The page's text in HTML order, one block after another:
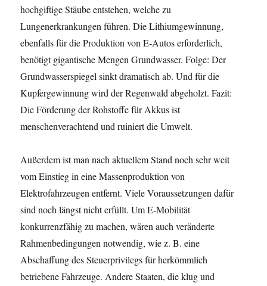
hochgiftige Stäube entstehen, welche zu
Lungenerkrankungen führen. Die Lithiumgewinnung,
ebenfalls für die Produktion von E-Autos erforderlich,
benötigt gigantische Mengen Grundwasser. Folge: Der
Grundwasserspiegel sinkt dramatisch ab. Und für die
Kupfergewinnung wird der Regenwald abgeholzt. Fazit:
Die Förderung der Rohstoffe für Akkus ist
menschenverachtend und ruiniert die Umwelt.
Außerdem ist man nach aktuellem Stand noch sehr weit
vom Einstieg in eine Massenproduktion von
Elektrofahrzeugen entfernt. Viele Voraussetzungen dafür
sind noch längst nicht erfüllt. Um E-Mobilität
konkurrenzfähig zu machen, wären auch veränderte
Rahmenbedingungen notwendig, wie z. B. eine
Abschaffung des Steuerprivilegs für herkömmlich
betriebene Fahrzeuge. Andere Staaten, die klug und